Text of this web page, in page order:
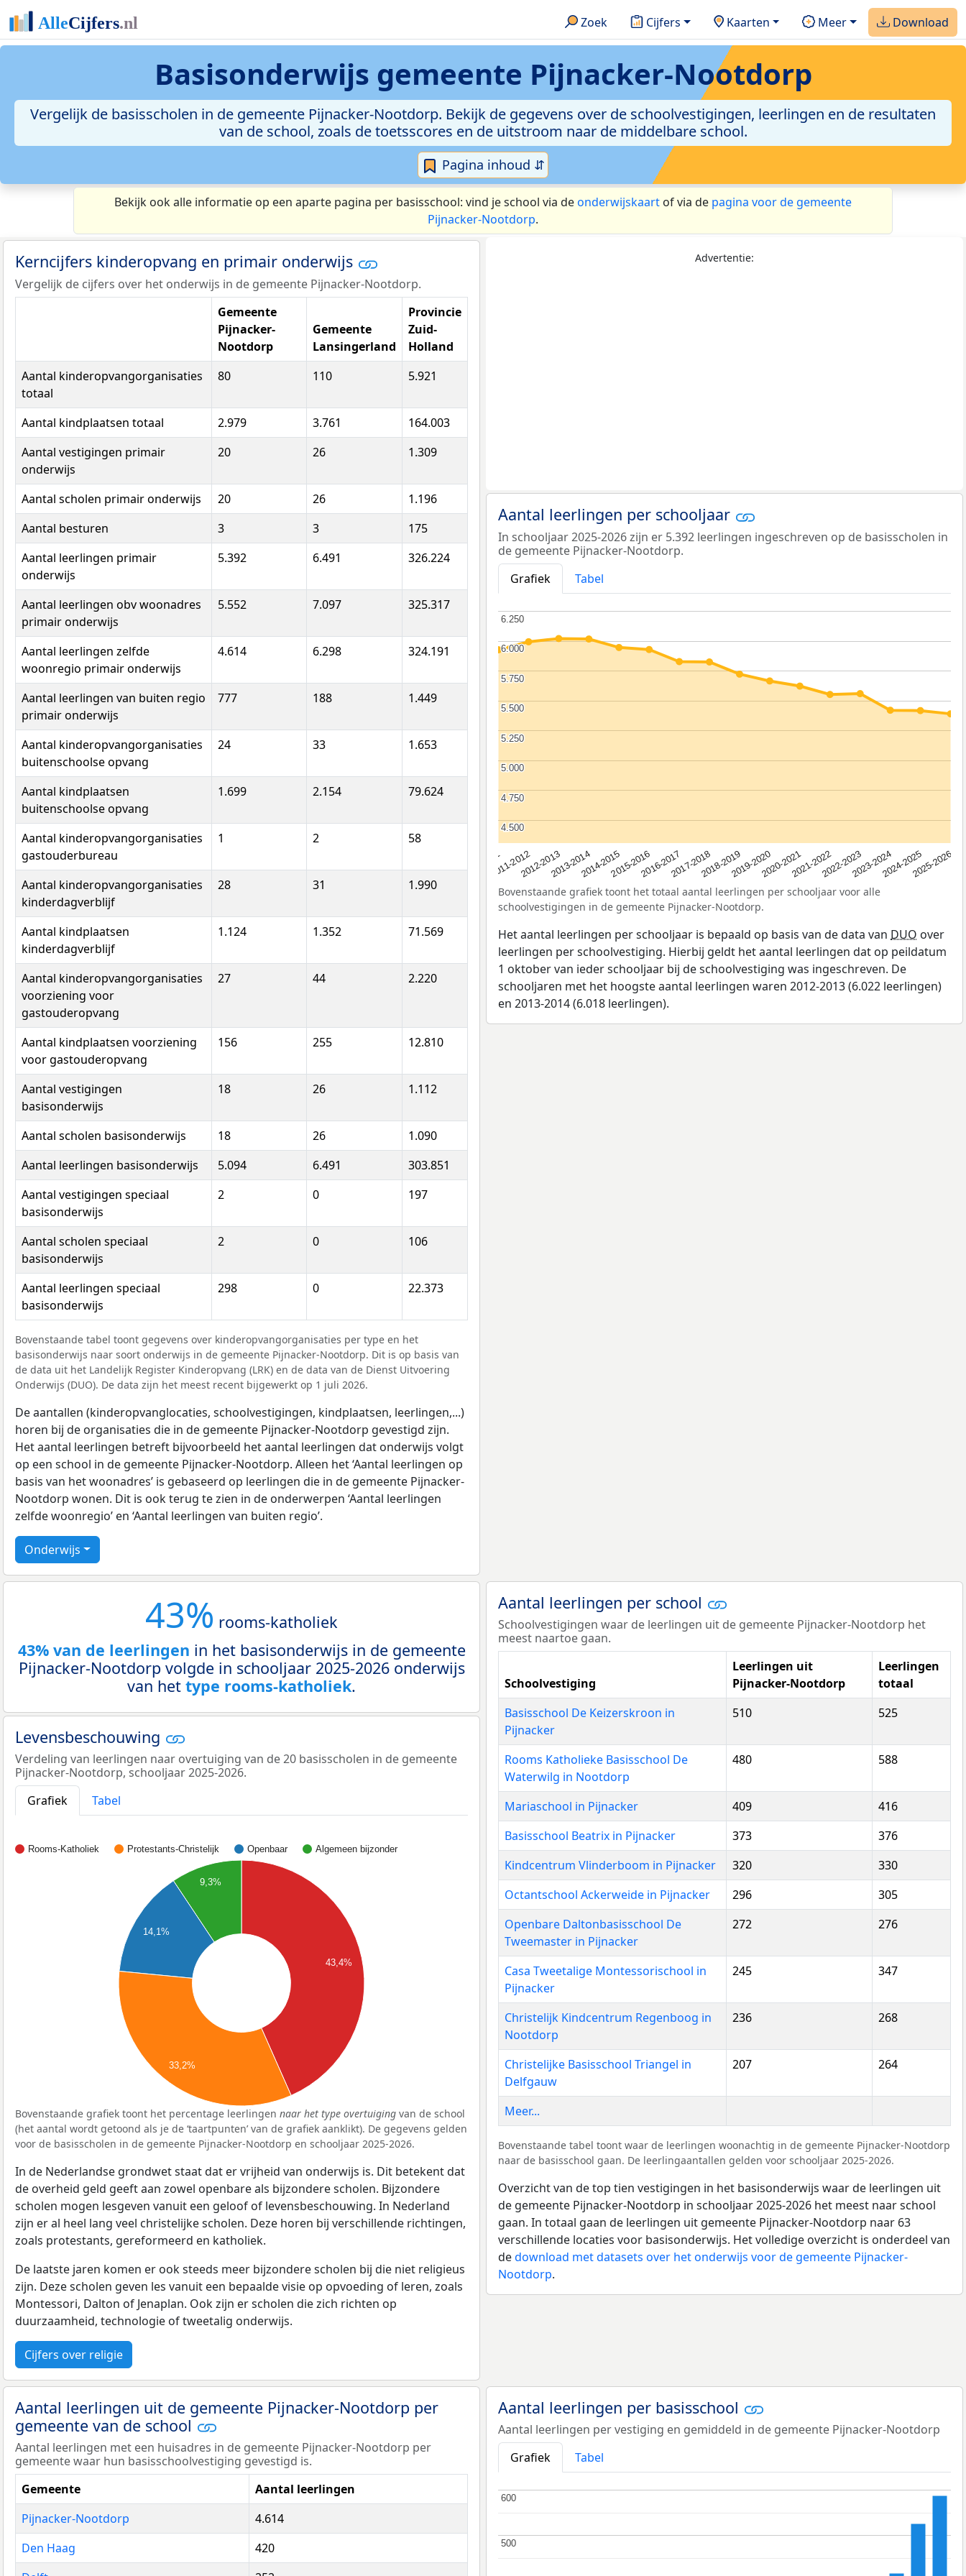
Zoek Cijfers Kaarten Meer Download
Basisonderwijs gemeente Pijnacker-Nootdorp
Vergelijk de basisscholen in de gemeente Pijnacker-Nootdorp. Bekijk de gegevens over de schoolvestigingen, leerlingen en de resultaten
van de school, zoals de toetsscores en de uitstroom naar de middelbare school.
Pagina inhoud ⇵
Bekijk ook alle informatie op een aparte pagina per basisschool: vind je school via deonderwijskaart of via de pagina voor de gemeente
Pijnacker-Nootdorp.
Kerncijfers kinderopvang en primair onderwijs
Vergelijk de cijfers over het onderwijs in de gemeente Pijnacker-Nootdorp.
Gemeente
Pijnacker-
Nootdorp
Gemeente
Lansingerland
Provincie
Zuid-
Holland
Aantal kinderopvangorganisaties
totaal
80 110 5.921
Aantal kindplaatsen totaal 2.979 3.761
164.003
Aantal vestigingen primair
onderwijs
20 26 1.309
Aantal scholen primair onderwijs 20 26
1.196
Aantal besturen
3 3
175
Aantal leerlingen primair
onderwijs
5.392 6.491 326.224
Aantal leerlingen obv woonadres
primair onderwijs
5.552 7.097 325.317
Aantal leerlingen zelfde
woonregio primair onderwijs
4.614 6.298 324.191
Aantal leerlingen van buiten regio
primair onderwijs
777 188 1.449
Aantal kinderopvangorganisaties
buitenschoolse opvang
24 33 1.653
Aantal kindplaatsen
buitenschoolse opvang
1.699 2.154 79.624
Aantal kinderopvangorganisaties
gastouderbureau
1 2 58
Aantal kinderopvangorganisaties
kinderdagverblijf
28 31 1.990
Aantal kindplaatsen
kinderdagverblijf
1.124 1.352 71.569
Aantal kinderopvangorganisaties
voorziening voor
gastouderopvang
27 44 2.220
Aantal kindplaatsen voorziening
voor gastouderopvang
156 255 12.810
Aantal vestigingen
basisonderwijs
18 26 1.112
Aantal scholen basisonderwijs 18 26
1.090
Aantal leerlingen basisonderwijs
5.094 6.491
303.851
Aantal vestigingen speciaal
basisonderwijs
2 0 197
Aantal scholen speciaal
basisonderwijs
2 0 106
Aantal leerlingen speciaal
basisonderwijs
298 0 22.373
Bovenstaande tabel toont gegevens over kinderopvangorganisaties per type en het
basisonderwijs naar soort onderwijs in de gemeente Pijnacker-Nootdorp. Dit is op basis van
de data uit het Landelijk Register Kinderopvang (LRK) en de data van de Dienst Uitvoering
Onderwijs (DUO). De data zijn het meest recent bijgewerkt op 1 juli 2026.
De aantallen (kinderopvanglocaties, schoolvestigingen, kindplaatsen, leerlingen,...)
horen bij de organisaties die in de gemeente Pijnacker-Nootdorp gevestigd zijn.
Het aantal leerlingen betreft bijvoorbeeld het aantal leerlingen dat onderwijs volgt
op een school in de gemeente Pijnacker-Nootdorp. Alleen het ‘Aantal leerlingen op
basis van het woonadres’ is gebaseerd op leerlingen die in de gemeente Pijnacker-
Nootdorp wonen. Dit is ook terug te zien in de onderwerpen ‘Aantal leerlingen
zelfde woonregio’ en ‘Aantal leerlingen van buiten regio’.
Onderwijs
Advertentie:
Aantal leerlingen per schooljaar
In schooljaar 2025-2026 zijn er 5.392 leerlingen ingeschreven op de basisscholen in
de gemeente Pijnacker-Nootdorp.
Grafiek
Tabel
2010-20112011-20122012-20132013-20142014-20152015-20162016-20172017-20182018-20192019-20202020-20212021-20222022-20232023-20242024-20252025-2026
4.500
4.500
4.750
4.750
5.000
5.000
5.250
5.250
5.500
5.500
5.750
5.750
6.000
6.000
6.250
6.250
Bovenstaande grafiek toont het totaal aantal leerlingen per schooljaar voor alle
schoolvestigingen in de gemeente Pijnacker-Nootdorp.
Het aantal leerlingen per schooljaar is bepaald op basis van de data van DUO over
leerlingen per schoolvestiging. Hierbij geldt het aantal leerlingen dat op peildatum
1 oktober van ieder schooljaar bij de schoolvestiging was ingeschreven. De
schooljaren met het hoogste aantal leerlingen waren 2012-2013 (6.022 leerlingen)
en 2013-2014 (6.018 leerlingen).
43% rooms-katholiek
43% van de leerlingen in het basisonderwijs in de gemeente
Pijnacker-Nootdorp volgde in schooljaar 2025-2026 onderwijs
van het type rooms-katholiek.
Levensbeschouwing
Verdeling van leerlingen naar overtuiging van de 20 basisscholen in de gemeente
Pijnacker-Nootdorp, schooljaar 2025-2026.
Grafiek
Tabel
Rooms-Katholiek Protestants-Christelijk Openbaar Algemeen bijzonder
43,4%
9,3%
14,1%
33,2%
Bovenstaande grafiek toont het percentage leerlingen naar het type overtuiging van de school
(het aantal wordt getoond als je de ‘taartpunten’ van de grafiek aanklikt). De gegevens gelden
voor de basisscholen in de gemeente Pijnacker-Nootdorp en schooljaar 2025-2026.
In de Nederlandse grondwet staat dat er vrijheid van onderwijs is. Dit betekent dat
de overheid geld geeft aan zowel openbare als bijzondere scholen. Bijzondere
scholen mogen lesgeven vanuit een geloof of levensbeschouwing. In Nederland
zijn er al heel lang veel christelijke scholen. Deze horen bij verschillende richtingen,
zoals protestants, gereformeerd en katholiek.
De laatste jaren komen er ook steeds meer bijzondere scholen bij die niet religieus
zijn. Deze scholen geven les vanuit een bepaalde visie op opvoeding of leren, zoals
Montessori, Dalton of Jenaplan. Ook zijn er scholen die zich richten op
duurzaamheid, technologie of tweetalig onderwijs.
Cijfers over religie
Aantal leerlingen per school
Schoolvestigingen waar de leerlingen uit de gemeente Pijnacker-Nootdorp het
meest naartoe gaan.
Schoolvestiging
Leerlingen uit
Pijnacker-Nootdorp
Leerlingen
totaal
Basisschool De Keizerskroon in
Pijnacker
510 525
Rooms Katholieke Basisschool De
Waterwilg in Nootdorp
480 588
Mariaschool in Pijnacker 409
416
Basisschool Beatrix in Pijnacker
373
376
Kindcentrum Vlinderboom in Pijnacker
320
330
Octantschool Ackerweide in Pijnacker
296
305
Openbare Daltonbasisschool De
Tweemaster in Pijnacker
272 276
Casa Tweetalige Montessorischool in
Pijnacker
245 347
Christelijk Kindcentrum Regenboog in
Nootdorp
236 268
Christelijke Basisschool Triangel in
Delfgauw
207 264
Meer...
Bovenstaande tabel toont waar de leerlingen woonachtig in de gemeente Pijnacker-Nootdorp
naar de basisschool gaan. De leerlingaantallen gelden voor schooljaar 2025-2026.
Overzicht van de top tien vestigingen in het basisonderwijs waar de leerlingen uit
de gemeente Pijnacker-Nootdorp in schooljaar 2025-2026 het meest naar school
gaan. In totaal gaan de leerlingen uit gemeente Pijnacker-Nootdorp naar 63
verschillende locaties voor basisonderwijs. Het volledige overzicht is onderdeel van
dedownload met datasets over het onderwijs voor de gemeente Pijnacker-
Nootdorp.
Aantal leerlingen uit de gemeente Pijnacker-Nootdorp per
gemeente van de school
Aantal leerlingen met een huisadres in de gemeente Pijnacker-Nootdorp per
gemeente waar hun basisschoolvestiging gevestigd is.
Gemeente
Aantal leerlingen
Pijnacker-Nootdorp
4.614
Den Haag
420
Aantal leerlingen per basisschool
Aantal leerlingen per vestiging en gemiddeld in de gemeente Pijnacker-Nootdorp
Grafiek
Tabel
500
500
600
600